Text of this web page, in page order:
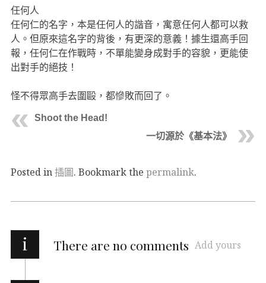
任何人
任何仁的名字，本是任何人的諧音，寓意任何人都可以救
人。但原來這名字的背後，有更深的意義！據生還高手回
報，任何仁在作戰時，不單能變身成對手的容貌，更能使
出對手的絕技！
怪不得眾高手去圍毆，都慘敗而回了。
Shoot the Head!
一切源於《基本法》
Posted in插圖. Bookmark the permalink.
i There are no comments Add yours